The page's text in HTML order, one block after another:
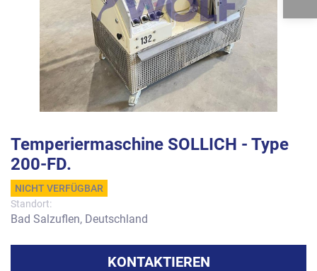
Temperiermaschine SOLLICH - Type
200-FD.
NICHT VERFÜGBAR
Standort:
Bad Salzuflen, Deutschland
KONTAKTIEREN